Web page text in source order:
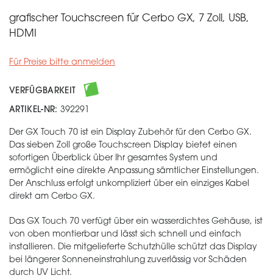
grafischer Touchscreen für Cerbo GX, 7 Zoll, USB,
HDMI
Für Preise bitte anmelden
VERFÜGBARKEIT
ARTIKEL-NR: 392291
Der GX Touch 70 ist ein Display Zubehör für den Cerbo GX.
Das sieben Zoll große Touchscreen Display bietet einen
sofortigen Überblick über Ihr gesamtes System und
ermöglicht eine direkte Anpassung sämtlicher Einstellungen.
Der Anschluss erfolgt unkompliziert über ein einziges Kabel
direkt am Cerbo GX.
Das GX Touch 70 verfügt über ein wasserdichtes Gehäuse, ist
von oben montierbar und lässt sich schnell und einfach
installieren. Die mitgelieferte Schutzhülle schützt das Display
bei längerer Sonneneinstrahlung zuverlässig vor Schäden
durch UV Licht.